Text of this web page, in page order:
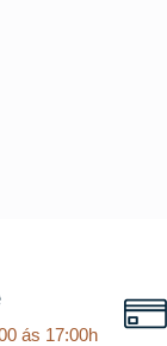
ás 17:00h